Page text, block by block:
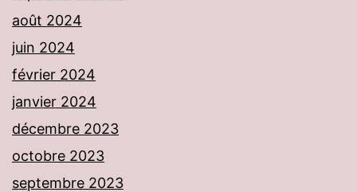
août 2024
juin 2024
février 2024
janvier 2024
décembre 2023
octobre 2023
septembre 2023